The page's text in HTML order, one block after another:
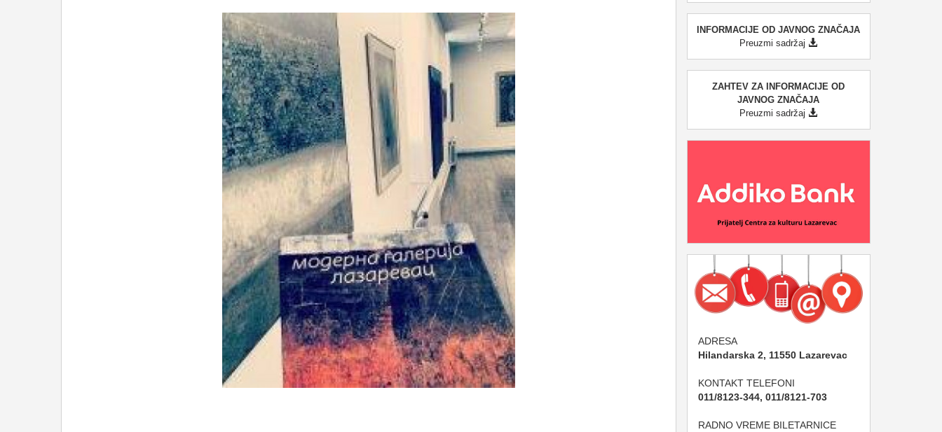
INFORMACIJE OD JAVNOG ZNAČAJA
Preuzmi sadržaj
ZAHTEV ZA INFORMACIJE OD
JAVNOG ZNAČAJA
Preuzmi sadržaj
ADRESA
Hilandarska 2, 11550 Lazarevac
KONTAKT TELEFONI
011/8123-344, 011/8121-703
RADNO VREME BILETARNICE